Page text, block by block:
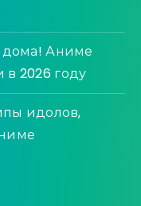
дома! Аниме
в 2026 году
идолов,